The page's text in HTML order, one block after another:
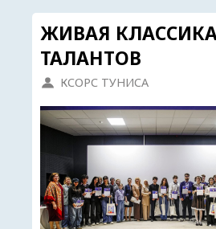
ЖИВАЯ
ТАЛАНТОВ
КСОРС ТУНИСА